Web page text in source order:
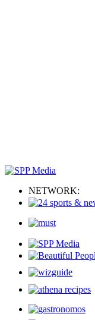
NETWORK: